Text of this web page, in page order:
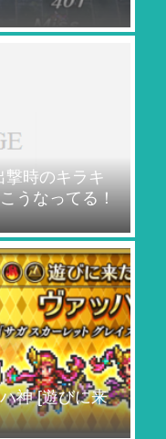
撃時のキラキ
うなってる！
神 [遊びに来